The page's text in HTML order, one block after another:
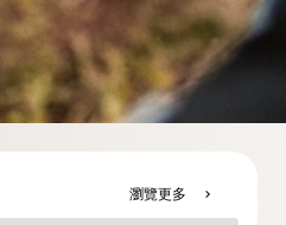
瀏覽更多 chevron_right